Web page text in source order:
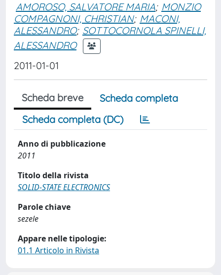
AMOROSO, SALVATORE MARIA; MONZIO
COMPAGNONI, CHRISTIAN; MACONI,
ALESSANDRO; SOTTOCORNOLA SPINELLI,
ALESSANDRO
2011-01-01
Scheda breve
Scheda completa
Scheda completa (DC)
Anno di pubblicazione
2011
Titolo della rivista
SOLID-STATE ELECTRONICS
Parole chiave
sezele
Appare nelle tipologie:
01.1 Articolo in Rivista